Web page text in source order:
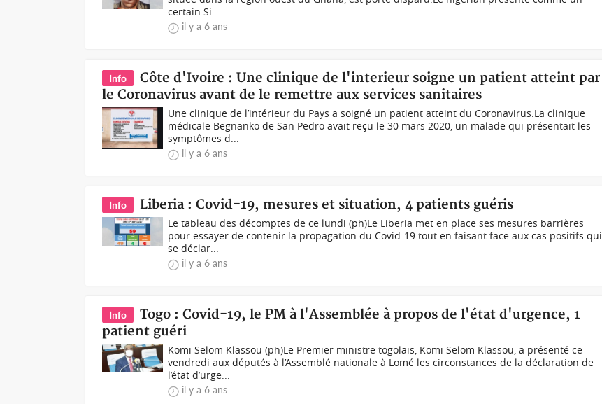
certain Si...
il y a 6 ans
Info
Côte d'Ivoire : Une clinique de l'interieur soigne un patient atteint par
le Coronavirus avant de le remettre aux services sanitaires
Une clinique de l’intérieur du Pays a soigné un patient atteint du Coronavirus.La clinique
médicale Begnanko de San Pedro avait reçu le 30 mars 2020, un malade qui présentait les
symptômes d...
il y a 6 ans
Info Liberia : Covid-19, mesures et situation, 4 patients guéris
Le tableau des décomptes de ce lundi (ph)Le Liberia met en place ses mesures barrières
pour essayer de contenir la propagation du Covid-19 tout en faisant face aux cas positifs qui
se déclar...
il y a 6 ans
Info
Togo : Covid-19, le PM à l'Assemblée à propos de l'état d'urgence, 1
patient guéri
Komi Selom Klassou (ph)Le Premier ministre togolais, Komi Selom Klassou, a présenté ce
vendredi aux députés à l’Assemblé nationale à Lomé les circonstances de la déclaration de
l’état d’urge...
il y a 6 ans